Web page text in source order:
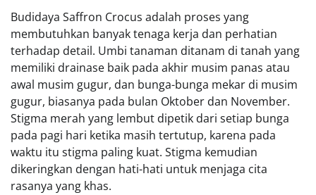
Budidaya Saffron Crocus adalah proses yang
membutuhkan banyak tenaga kerja dan perhatian
terhadap detail. Umbi tanaman ditanam di tanah yang
memiliki drainase baik pada akhir musim panas atau
awal musim gugur, dan bunga-bunga mekar di musim
gugur, biasanya pada bulan Oktober dan November.
Stigma merah yang lembut dipetik dari setiap bunga
pada pagi hari ketika masih tertutup, karena pada
waktu itu stigma paling kuat. Stigma kemudian
dikeringkan dengan hati-hati untuk menjaga cita
rasanya yang khas.